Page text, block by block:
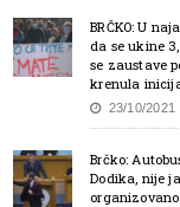
BRČKO: U
da se ukine
se zaustave
krenula
23/10/2021
Brčko:
Dodika, nije